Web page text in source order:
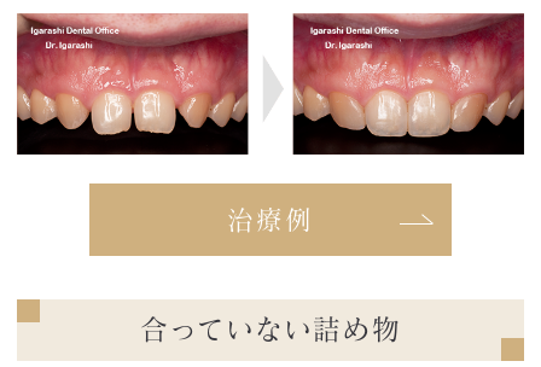
治療例
合っていない詰め物